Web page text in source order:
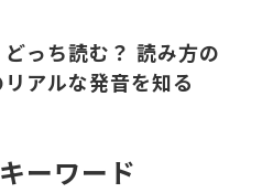
っち読む？ 読み方の
アルな発音を知る
ーワード